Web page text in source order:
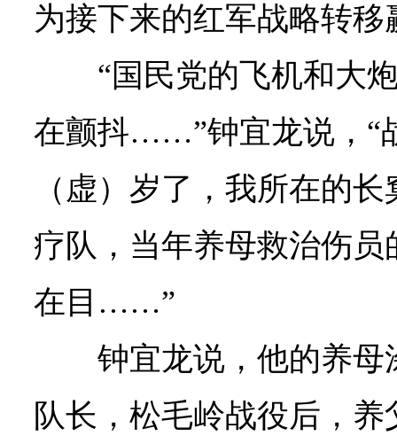
为接下来的红军战略转
“国民党的飞机和大
在颤抖……”钟宜龙说，“
（虚）岁了，我所在的
疗队，当年养母救治伤
在目……”
钟宜龙说，他的养
队长，松毛岭战役后，